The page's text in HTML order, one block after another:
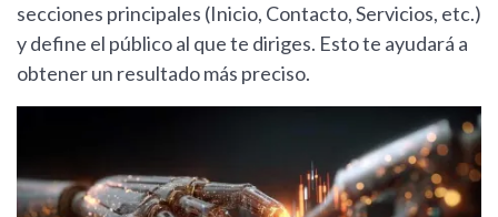
secciones principales (Inicio, Contacto, Servicios, etc.)
y define el público al que te diriges. Esto te ayudará a
obtener un resultado más preciso.